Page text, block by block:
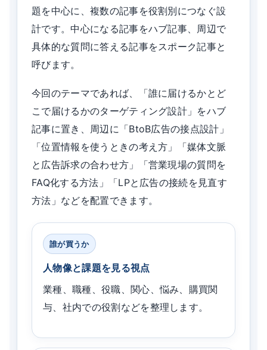
題を中心に、複数の記事を役割別につなぐ設
計です。中心になる記事をハブ記事、周辺で
具体的な質問に答える記事をスポーク記事と
呼びます。
今回のテーマであれば、「誰に届けるかとど
こで届けるかのターゲティング設計」をハブ
記事に置き、周辺に「BtoB広告の接点設計」
「位置情報を使うときの考え方」「媒体文脈
と広告訴求の合わせ方」「営業現場の質問を
FAQ化する方法」「LPと広告の接続を見直す
方法」などを配置できます。
誰が買うか
人物像と課題を見る視点
業種、職種、役職、関心、悩み、購買関
与、社内での役割などを整理します。